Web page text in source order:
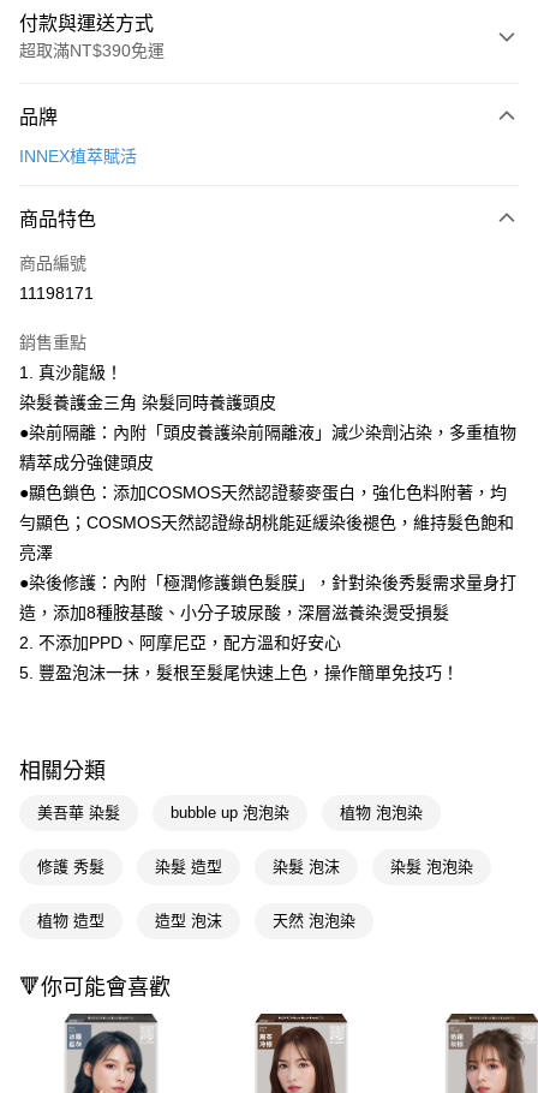
付款與運送方式
超取滿NT$390免運
POYA支付
超商取貨付款
LINE Pay
街口支付
悠遊付
Google Pay
AFTEE先享後付
相關說明
【關於「AFTEE先享後付」】
AFTEE先享後付是「在收到商品之後才付款」的支付方式。 讓您購物簡單
便利好安心！
１．簡單：不需註冊會員、不需綁卡、不需儲值。
３．安心：先確認商品／服務後，再付款。
２．訂單成立數日內，您將收到繳費通知簡訊。
３．收到繳費通知簡訊後14天內，點擊此簡訊中的連結，可透過四大超商／
ATM／網路銀行／等多元方式進行付款，方視為交易完成。
※ 請注意：結帳手續完成當下不需立刻繳費，但若您需要取消訂單，請聯絡
後付繳納相關費用。
是否繳費成功／繳費後需取消欲退款等相關疑問，請聯繫「AFTEE先享後付
客戶支援中心」
https://netprotections.freshdesk.com/support/home
【注意事項】
１．透過由恩沛科技股份有限公司提供之「AFTEE先享後付」服務完成之交
易，需依本服務之必要範圍內提供個人資料，並將交易相關給付款項請求債
權轉讓予恩沛科技股份有限公司。
２．關於個人資料處理事宜，請瀏覽以下網址：
https://aftee.tw/terms/#terms3
即享券
運送方式
每筆NT$65，滿NT$390(含以上)免運費
萊爾富取貨付款
每筆NT$65，滿NT$490(含以上)免運費
每筆NT$65，滿NT$490(含以上)免運費
付款後7-11取貨
每筆NT$65，滿NT$490(含以上)免運費
品牌
INNEX植萃賦活
商品特色
商品編號
11198171
銷售重點
1. 真沙龍級！
染髮養護金三角 染髮同時養護頭皮
●染前隔離：內附「頭皮養護染前隔離液」減少染劑沾染，多重植物
精萃成分強健頭皮
●顯色鎖色：添加COSMOS天然認證藜麥蛋白，強化色料附著，均
勻顯色；COSMOS天然認證綠胡桃能延緩染後褪色，維持髮色飽和
亮澤
●染後修護：內附「極潤修護鎖色髮膜」，針對染後秀髮需求量身打
造，添加8種胺基酸、小分子玻尿酸，深層滋養染燙受損髮
2. 不添加PPD、阿摩尼亞，配方溫和好安心
5. 豐盈泡沫一抹，髮根至髮尾快速上色，操作簡單免技巧！
相關分類
美吾華 染髮 bubble up 泡泡染 植物 泡泡染
修護 秀髮 染髮 造型 染髮 泡沫 染髮 泡泡染
植物 造型 造型 泡沫 天然 泡泡染
🔻你可能會喜歡